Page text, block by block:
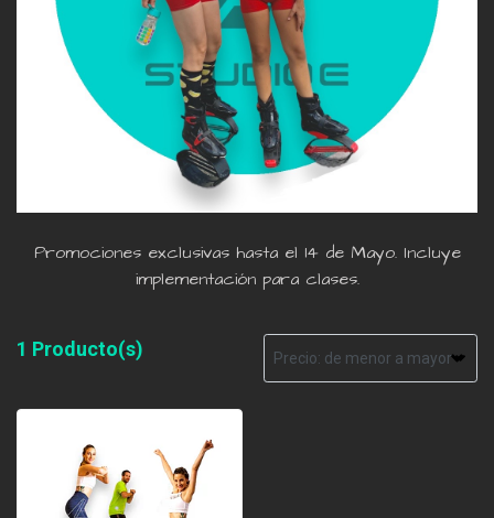
Promociones exclusivas hasta el 14 de Mayo. Incluye
implementación para clases.
1 Producto(s)